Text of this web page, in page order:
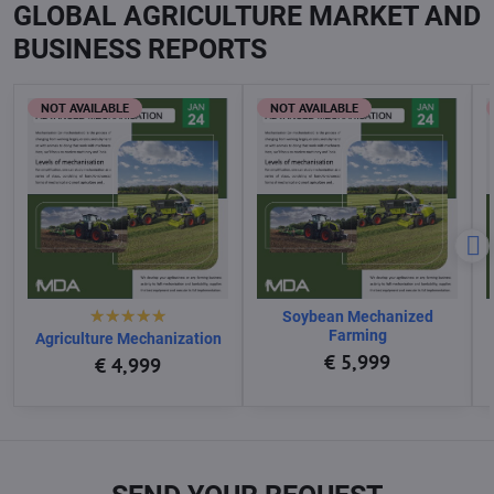
GLOBAL AGRICULTURE MARKET AND
BUSINESS REPORTS
NOT AVAILABLE
Agriculture Mechanization
€ 4,999
NOT AVAILABLE
Soybean Mechanized
Farming
€ 5,999